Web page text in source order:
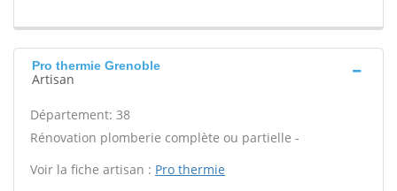
Pro thermie Grenoble
Artisan
Département: 38
Rénovation plomberie complète ou partielle -
Voir la fiche artisan : Pro thermie